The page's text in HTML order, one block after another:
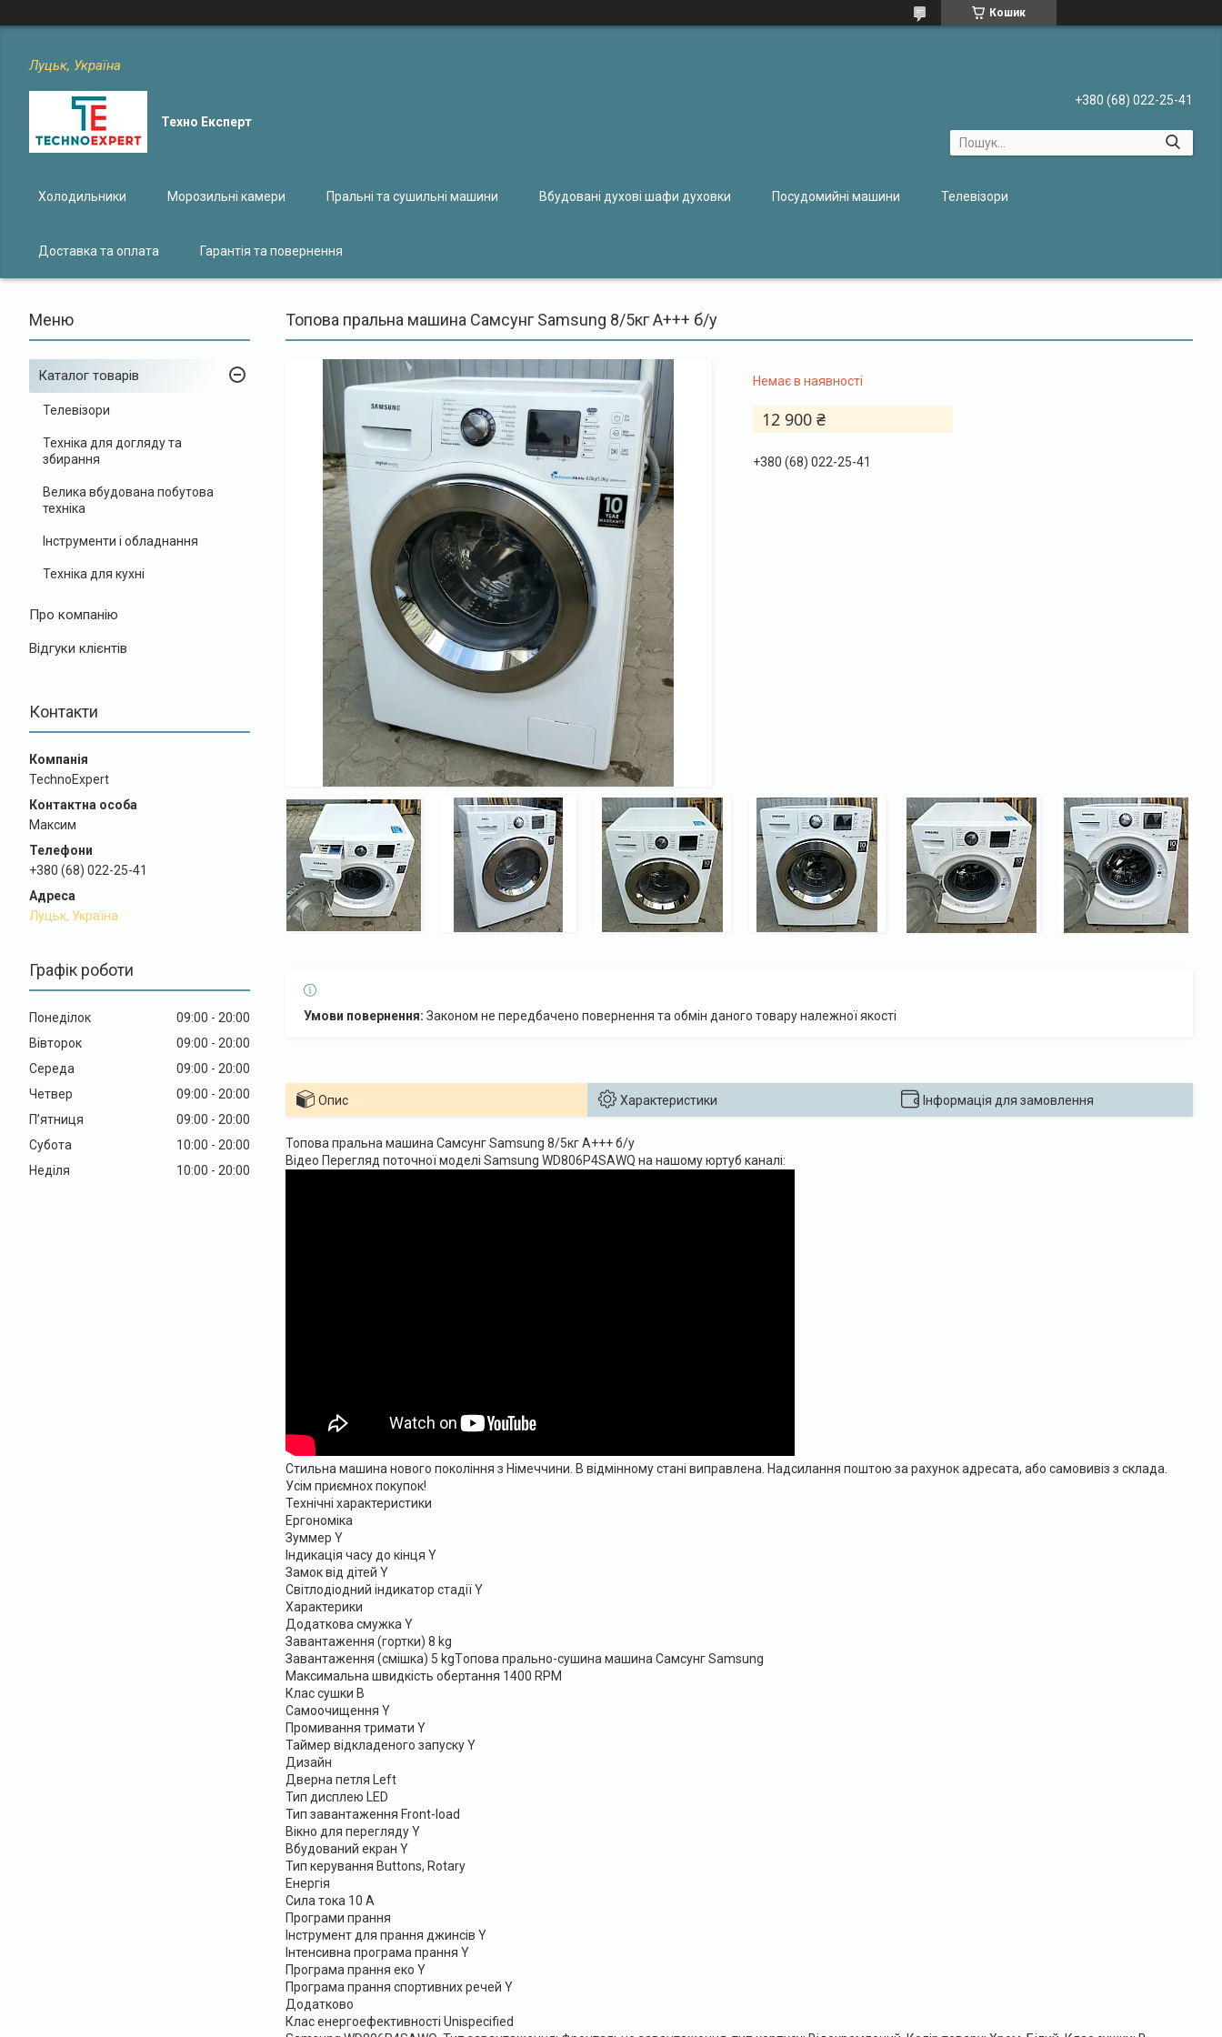
Кошик
Луцьк, Україна
Техно Експерт
+380 (68) 022-25-41
Холодильники Морозильні камери Пральні та сушильні машини Вбудовані духові шафи духовки Посудомийні машини Телевізори
Доставка та оплата Гарантія та повернення
Каталог товарів
Телевізори
Техніка для догляду та
збирання
Велика вбудована побутова
техніка
Інструменти і обладнання
Техніка для кухні
Про компанію
Відгуки клієнтів
Контакти
TechnoExpert
Максим
+380 (68) 022-25-41
Луцьк, Україна
Графік роботи
Понеділок 09:00
20:00
Вівторок
09:00
20:00
Середа
09:00
20:00
Четвер
09:00
20:00
Пʼятниця
09:00
20:00
Субота
10:00
20:00
Неділя
10:00 20:00
Топова пральна машина Самсунг Samsung 8/5кг А+++ б/у
Немає в наявності
12 900 ₴
+380 (68) 022-25-41
Законом не передбачено повернення та обмін даного товару належної якості
Опис Характеристики Інформація для замовлення
Топова пральна машина Самсунг Samsung 8/5кг А+++ б/у
Відео Перегляд поточної моделі Samsung WD806P4SAWQ на нашому юртуб каналі:
Стильна машина нового покоління з Німеччини. В відмінному стані виправлена. Надсилання поштою за рахунок адресата, або самовивіз з склада.
Усім приємнох покупок!
Технічні характеристики
Ергономіка
Зуммер Y
Індикація часу до кінця Y
Замок від дітей Y
Світлодіодний індикатор стадії Y
Характерики
Додаткова смужка Y
Завантаження (гортки) 8 kg
Завантаження (смішка) 5 kgTопова прально-сушина машина Самсунг Samsung
Максимальна швидкість обертання 1400 RPM
Клас сушки B
Самоочищення Y
Промивання тримати Y
Таймер відкладеного запуску Y
Дизайн
Дверна петля Left
Тип дисплею LED
Тип завантаження Front-load
Вікно для перегляду Y
Вбудований екран Y
Тип керування Buttons, Rotary
Енергія
Сила тока 10 A
Програми прання
Інструмент для прання джинсів Y
Інтенсивна програма прання Y
Програма прання еко Y
Програма прання спортивних речей Y
Додатково
Клас енергоефективності Unispecified